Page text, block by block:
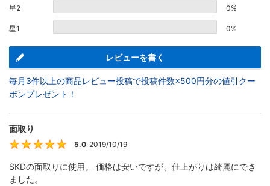
星2 0%
星1 0%
レビューを書く
毎月3件以上の商品レビュー投稿で投稿件数×500円分の値引クー
ポンプレゼント！
面取り
5.0 2019/10/19
SKDの面取りに使用。 価格は安いですが、仕上がりは綺麗にでき
ました。